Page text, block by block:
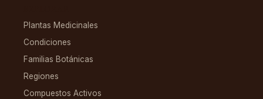
Plantas Medicinales
Condiciones
Familias Botánicas
Regiones
Compuestos Activos